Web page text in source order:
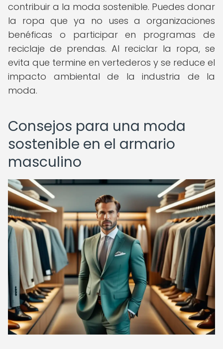
contribuir a la moda sostenible. Puedes donar
la ropa que ya no uses a organizaciones
benéficas o participar en programas de
reciclaje de prendas. Al reciclar la ropa, se
evita que termine en vertederos y se reduce el
impacto ambiental de la industria de la
moda.
Consejos para una moda
sostenible en el armario
masculino